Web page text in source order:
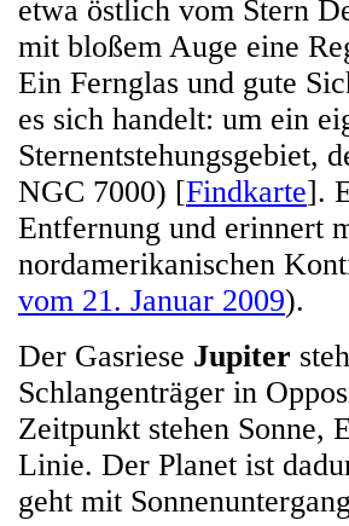
etwa östlich vom Stern
mit bloßem Auge eine
Ein Fernglas und gute
es sich handelt: um ein
Sternentstehungsgebiet,
NGC 7000) [Findkarte].
Entfernung und erinnert
nordamerikanischen
vom 21. Januar 2009).
Der Gasriese Jupiter
Schlangenträger in
Zeitpunkt stehen Sonne,
Linie. Der Planet ist
geht mit